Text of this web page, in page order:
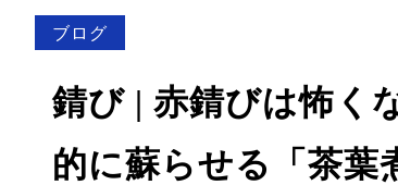
ブログ
錆び | 赤錆びは怖く
的に蘇らせる「茶葉